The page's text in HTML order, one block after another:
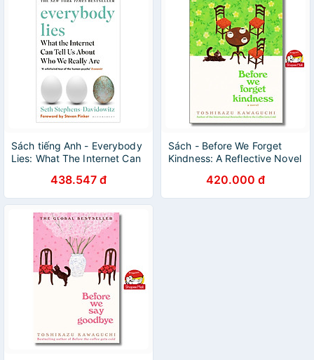
Sách tiếng Anh - Everybody
Lies: What The Internet Can
438.547 đ
Sách - Before We Forget
Kindness: A Reflective Novel
Bonds and Forgiveness from
a Magical Café ― BÌA CỨNG
420.000 đ